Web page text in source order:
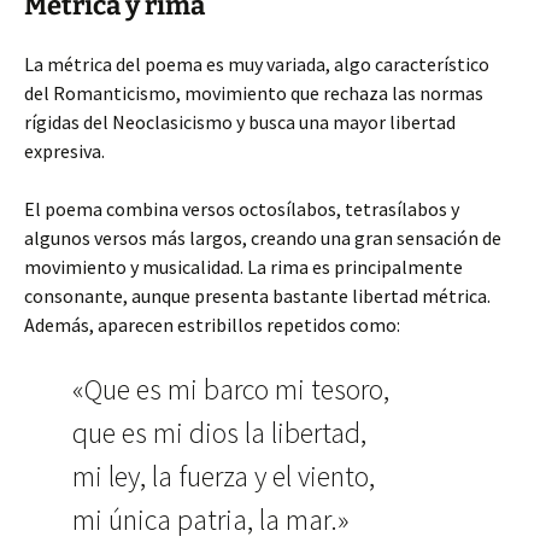
La métrica del poema es muy variada, algo característico
del Romanticismo, movimiento que rechaza las normas
rígidas del Neoclasicismo y busca una mayor libertad
expresiva.
El poema combina versos octosílabos, tetrasílabos y
algunos versos más largos, creando una gran sensación de
movimiento y musicalidad. La rima es principalmente
consonante, aunque presenta bastante libertad métrica.
Además, aparecen estribillos repetidos como:
«Que es mi barco mi tesoro,
que es mi dios la libertad,
mi ley, la fuerza y el viento,
mi única patria, la mar.»